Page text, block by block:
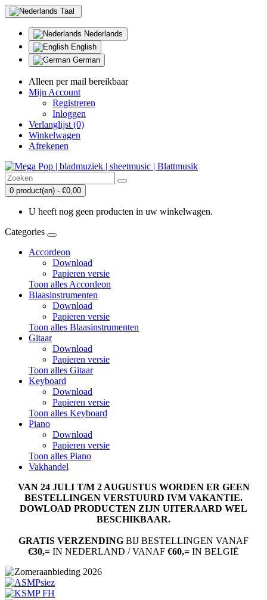
Taal
Nederlands
English
German
Alleen per mail bereikbaar
Mijn Account
Registreren
Inloggen
Verlanglijst (0)
Winkelwagen
Afrekenen
0 product(en) - €0,00
U heeft nog geen producten in uw winkelwagen.
Categories
Accordeon
Download
Papieren versie
Toon alles Accordeon
Blaasinstrumenten
Download
Papieren versie
Toon alles Blaasinstrumenten
Gitaar
Download
Papieren versie
Toon alles Gitaar
Keyboard
Download
Papieren versie
Toon alles Keyboard
Piano
Download
Papieren versie
Toon alles Piano
Vakhandel
​​​​​​VAN 24 JULI T/M 2 AUGUSTUS WORDEN ER GEEN
BESTELLINGEN VERSTUURD IVM VAKANTIE.
DOWLOAD PRODUCTEN ZIJN UITERAARD WEL
BESCHIKBAAR.
GRATIS VERZENDING BIJ BESTELLINGEN VANAF
€30,= IN NEDERLAND / VANAF €60,= IN BELGIË